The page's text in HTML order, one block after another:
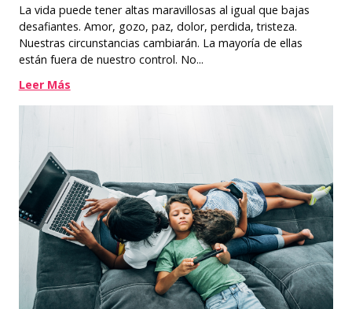
La vida puede tener altas maravillosas al igual que bajas
desafiantes. Amor, gozo, paz, dolor, perdida, tristeza.
Nuestras circunstancias cambiarán. La mayoría de ellas
están fuera de nuestro control. No...
Leer Más